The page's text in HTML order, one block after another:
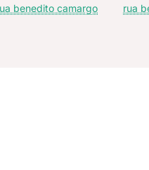
benedito camargo rua